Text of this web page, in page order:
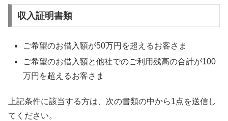
収入証明書類
ご希望のお借入額が50万円を超えるお客さま
ご希望のお借入額と他社でのご利用残高の合計が100
万円を超えるお客さま
上記条件に該当する方は、次の書類の中から1点を送信し
てください。